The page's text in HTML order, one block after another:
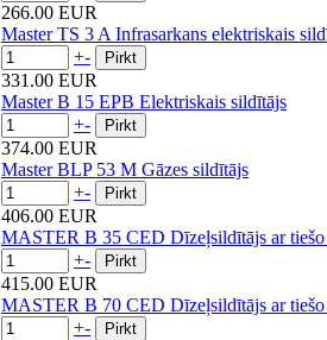
266.00 EUR
Master TS 3 A Infrasarkans elektriskais
+-
331.00 EUR
Master B 15 EPB Elektriskais sildītājs
+-
374.00 EUR
Master BLP 53 M Gāzes sildītājs
+-
406.00 EUR
MASTER B 35 CED Dīzeļsildītājs ar tiešo
+-
415.00 EUR
MASTER B 70 CED Dīzeļsildītājs ar tiešo
+-